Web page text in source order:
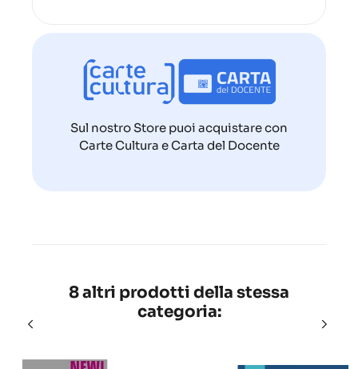
Sul nostro Store puoi acquistare con
Carte Cultura e Carta del Docente
8 altri prodotti della stessa
categoria: